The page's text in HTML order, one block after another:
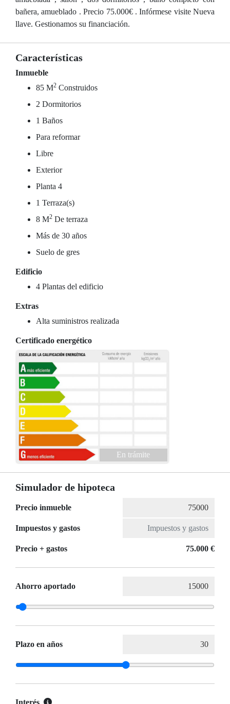
bañera, amueblado . Precio 75.000€ . Infórmese visite Nueva
llave. Gestionamos su financiación.
Características
Inmueble
85 M2 Construidos
2 Dormitorios
1 Baños
Para reformar
Libre
Exterior
Planta 4
1 Terraza(s)
8 M2 De terraza
Más de 30 años
Suelo de gres
Edificio
4 Plantas del edificio
Extras
Alta suministros realizada
Certificado energético
En trámite
Simulador de hipoteca
Precio inmueble
Impuestos y gastos
Precio + gastos 75.000 €
Ahorro aportado
Plazo en años